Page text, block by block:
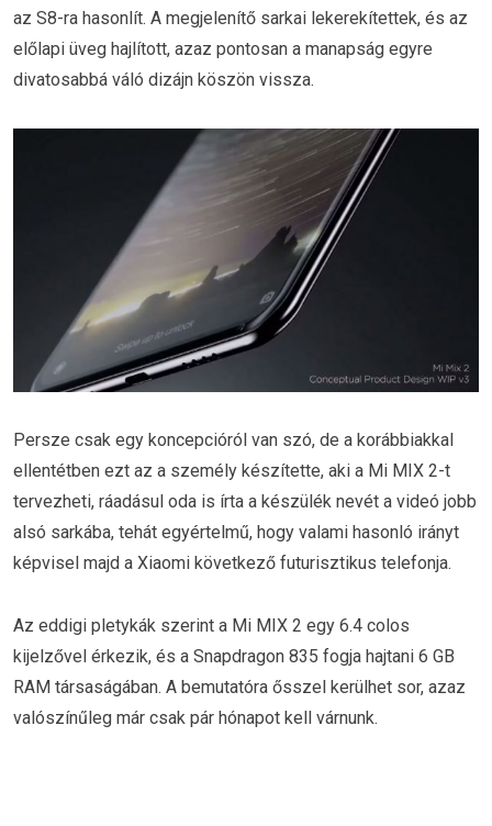
az S8-ra hasonlít. A megjelenítő sarkai lekerekítettek, és az
előlapi üveg hajlított, azaz pontosan a manapság egyre
divatosabbá váló dizájn köszön vissza.
Persze csak egy koncepcióról van szó, de a korábbiakkal
ellentétben ezt az a személy készítette, aki a Mi MIX 2-t
tervezheti, ráadásul oda is írta a készülék nevét a videó jobb
alsó sarkába, tehát egyértelmű, hogy valami hasonló irányt
képvisel majd a Xiaomi következő futurisztikus telefonja.
Az eddigi pletykák szerint a Mi MIX 2 egy 6.4 colos
kijelzővel érkezik, és a Snapdragon 835 fogja hajtani 6 GB
RAM társaságában. A bemutatóra ősszel kerülhet sor, azaz
valószínűleg már csak pár hónapot kell várnunk.